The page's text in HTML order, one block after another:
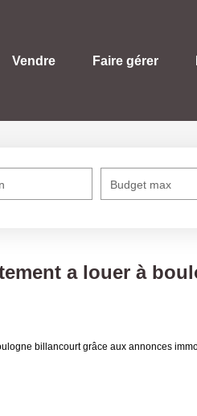
Vendre Faire gérer
Budget max
a louer à
billancourt grâce aux annonces